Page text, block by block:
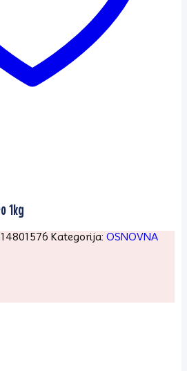
1kg
Kategorija: OSNOVNA